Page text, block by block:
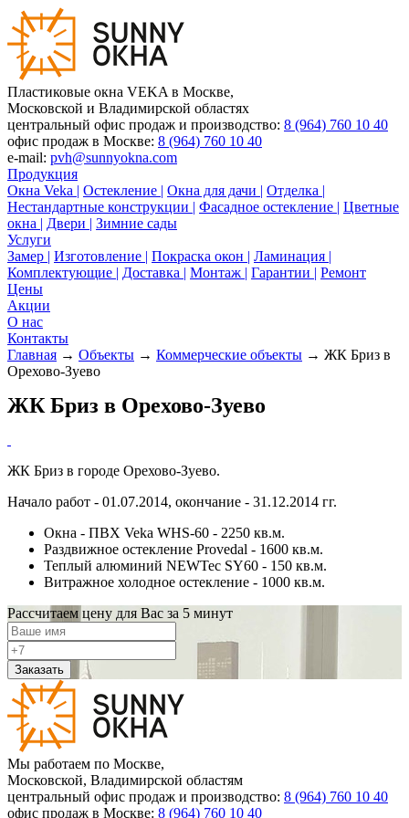
Пластиковые окна VEKA в Москве,
Московской и Владимирской областях
центральный офис продаж и производство: 8 (964) 760 10 40
офис продаж в Москве: 8 (964) 760 10 40
e-mail: pvh@sunnyokna.com
Продукция
Окна Veka | Остекление | Окна для дачи | Отделка |
Нестандартные конструкции | Фасадное остекление | Цветные
окна | Двери | Зимние сады
Услуги
Замер | Изготовление | Покраска окон | Ламинация |
Комплектующие | Доставка | Монтаж | Гарантии | Ремонт
Цены
Акции
О нас
Контакты
Главная → Объекты → Коммерческие объекты → ЖК Бриз в
Орехово-Зуево
ЖК Бриз в Орехово-Зуево
ЖК Бриз в городе Орехово-Зуево.
Начало работ - 01.07.2014, окончание - 31.12.2014 гг.
Окна - ПВХ Veka WHS-60 - 2250 кв.м.
Раздвижное остекление Provedal - 1600 кв.м.
Теплый алюминий NEWTec SY60 - 150 кв.м.
Витражное холодное остекление - 1000 кв.м.
Рассчитаем цену для Вас за 5 минут
Заказать
Мы работаем по Москве,
Московской, Владимирской областям
центральный офис продаж и производство: 8 (964) 760 10 40
офис продаж в Москве: 8 (964) 760 10 40